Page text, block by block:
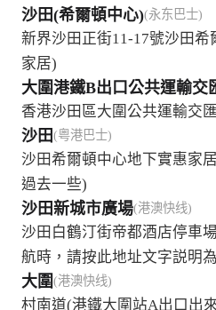
沙田(希爾頓中心)(永东巴士)
新界沙田正街11-17號沙田
家居)
大圍港鐵B出口公共運輸交
香港沙田區大圍公共運輸交
沙田(粤港巴士)
沙田希爾頓中心地下實惠家
過去一些)
沙田新城市廣場(港澳快线)
沙田白鶴汀街帝都酒店停車
航時，請按此地址文字説明為
大圍(港澳快线)
村南道(港鐵大圍站A出口出